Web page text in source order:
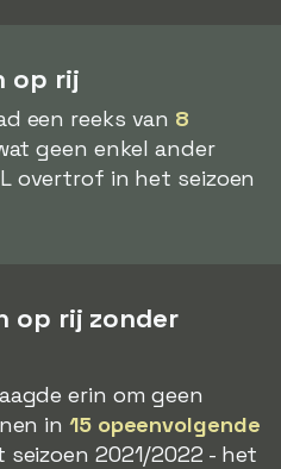
op rij
een reeks van 8
geen enkel ander
overtrof in het seizoen
op rij zonder
erin om geen
in 15 opeenvolgende
2021/2022 - het